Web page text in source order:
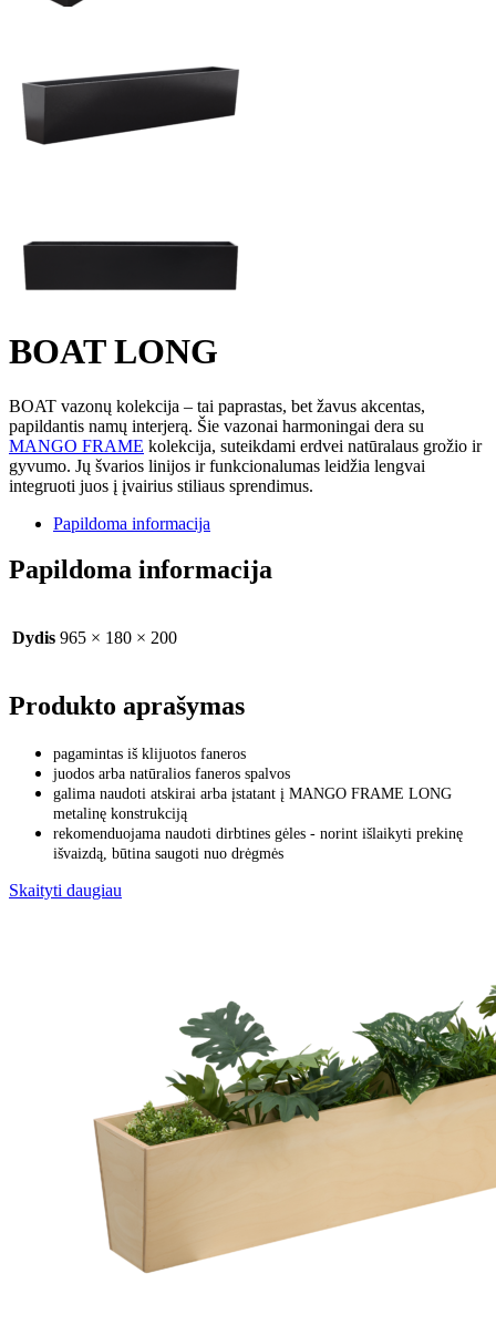
BOAT LONG
BOAT vazonų kolekcija – tai paprastas, bet žavus akcentas,
papildantis namų interjerą. Šie vazonai harmoningai dera su
MANGO FRAME kolekcija, suteikdami erdvei natūralaus grožio ir
gyvumo. Jų švarios linijos ir funkcionalumas leidžia lengvai
integruoti juos į įvairius stiliaus sprendimus.
Papildoma informacija
Papildoma informacija
Dydis 965 × 180 × 200
Produkto aprašymas
pagamintas iš klijuotos faneros
juodos arba natūralios faneros spalvos
galima naudoti atskirai arba įstatant į MANGO FRAME LONG
metalinę konstrukciją
rekomenduojama naudoti dirbtines gėles - norint išlaikyti prekinę
išvaizdą, būtina saugoti nuo drėgmės
Skaityti daugiau